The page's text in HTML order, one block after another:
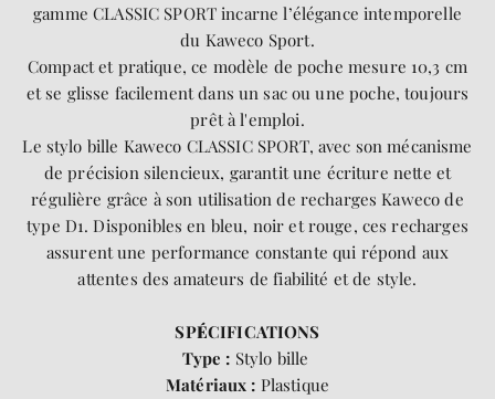
gamme CLASSIC SPORT incarne l’élégance intemporelle
du Kaweco Sport.
Compact et pratique, ce modèle de poche mesure 10,3 cm
et se glisse facilement dans un sac ou une poche, toujours
prêt à l'emploi.
Le stylo bille Kaweco CLASSIC SPORT, avec son mécanisme
de précision silencieux, garantit une écriture nette et
régulière grâce à son utilisation de recharges Kaweco de
type D1. Disponibles en bleu, noir et rouge, ces recharges
assurent une performance constante qui répond aux
attentes des amateurs de fiabilité et de style.
SPÉCIFICATIONS
Type : Stylo bille
Matériaux : Plastique